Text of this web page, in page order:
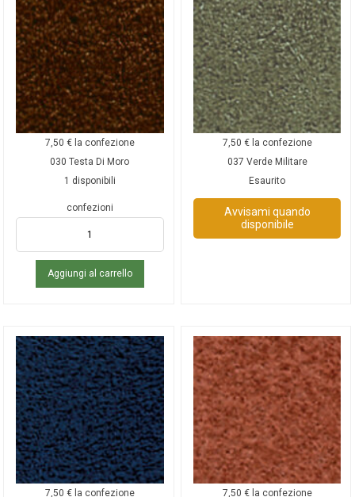
7,50 € la confezione
030 Testa Di Moro
1 disponibili
confezioni
Aggiungi al carrello
7,50 € la confezione
037 Verde Militare
Esaurito
Avvisami quando
disponibile
7,50 € la confezione 7,50 € la confezione